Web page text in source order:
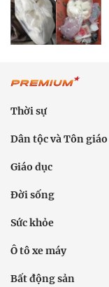
Thời sự
Dân tộc và Tôn giáo
Giáo dục
Đời sống
Sức khỏe
Ô tô xe máy
Bất động sản